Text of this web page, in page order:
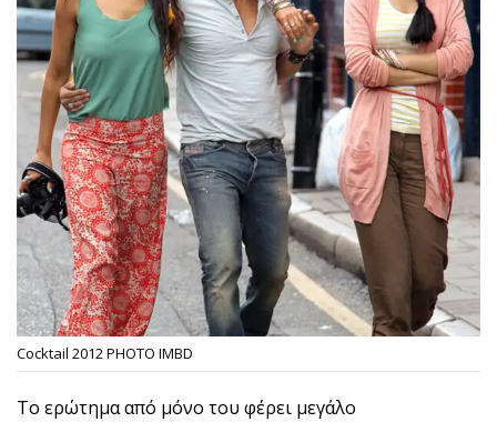
Cocktail 2012 PHOTO IMBD
Το ερώτημα από μόνο του φέρει μεγάλο